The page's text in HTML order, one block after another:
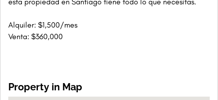
Alquiler: $1,500/mes
Venta: $360,000
Property in Map